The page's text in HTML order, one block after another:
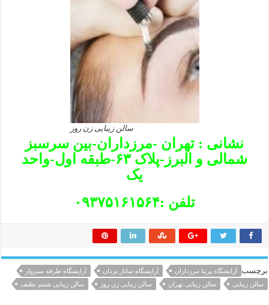
سالن زیبایی زن روز
نشانی : تهران -مرزداران-بین سرسبز
شمالی و البرز-پلاک ۶۳-طبقه اول-واحد
یک
تلفن :۰۹۳۷۵۱۶۱۵۶۴
برچسب آرایشگاه پرنیا مرزداران آرایشگاه ساناز یزدان
آرایشگاه طرفه سبزوار
سالن زیبایی
سالن زیبایی تهران سالن زیبایی زن روز سالن زیبایی شبنم نظیف